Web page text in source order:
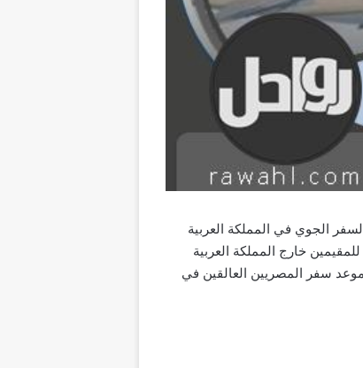
تم إيقاف السفر الجوي في المملكة العربية
خارج المملكة العربية
وموعد سفر المصريين العالقين في